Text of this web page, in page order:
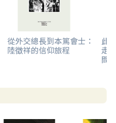
從外交總長到本篤會士：
陸徵祥的信仰旅程
此
走
問